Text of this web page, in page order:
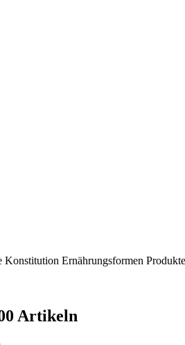
Konstitution Ernährungsformen
Artikeln